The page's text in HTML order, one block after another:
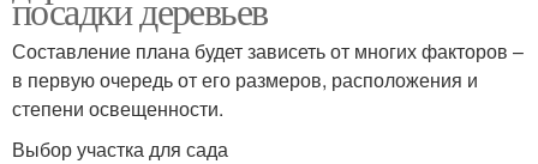
Декоративный сад Дерева в саду
Составление плана будет зависеть от многих факторов –
в первую очередь от его размеров, расположения и
степени освещенности.
Выбор участка для сада